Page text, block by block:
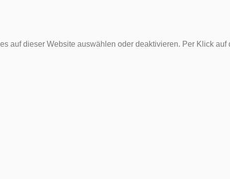
auf dieser Website auswählen oder deaktivieren. Per Klick